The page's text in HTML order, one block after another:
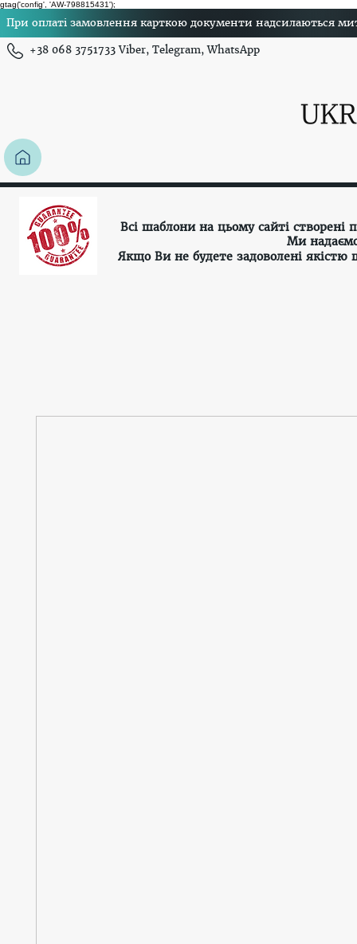
gtag('config', 'AW-798815431');
При оплаті замовлення карткою документи надсилаються
+38 068 3751733 Viber, Telegram, WhatsApp
Всі шаблони на цьому сайті
Ми
Якщо Ви не будете задоволені